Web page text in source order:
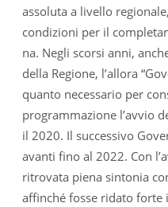
assoluta a livello
condizioni per il
na. Negli scorsi anni,
della Regione, l’allora
quanto necessario per
programmazione l’avvio
il 2020. Il successivo
avanti fino al 2022. Con
ritrovata piena sintonia
affinché fosse ridato forte